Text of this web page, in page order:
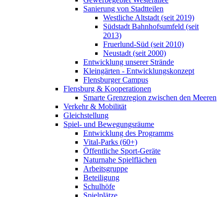
Sanierung von Stadtteilen
Westliche Altstadt (seit 2019)
Südstadt Bahnhofsumfeld (seit
2013)
Fruerlund-Süd (seit 2010)
Neustadt (seit 2000)
Entwicklung unserer Strände
Kleingärten - Entwicklungskonzept
Flensburger Campus
Flensburg & Kooperationen
Smarte Grenzregion zwischen den Meeren
Verkehr & Mobilität
Gleichstellung
Spiel- und Bewegungsräume
Entwicklung des Programms
Vital-Parks (60+)
Öffentliche Sport-Geräte
Naturnahe Spielflächen
Arbeitsgruppe
Beteiligung
Schulhöfe
Spielplätze